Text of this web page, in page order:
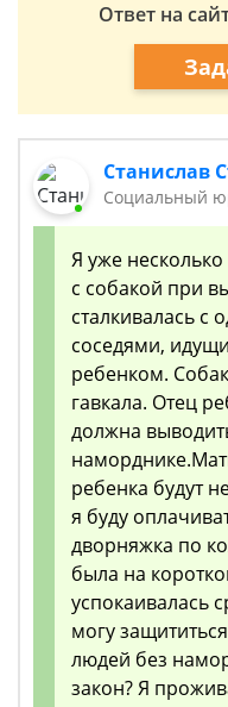
Ответ на
Станислав
Социальный
Я уже
с собакой при
сталкивалась с
соседями,
ребенком.
гавкала. Отец
должна
ребенка будут
я буду
дворняжка по
была на
успокаивалась
могу
людей без
закон? Я